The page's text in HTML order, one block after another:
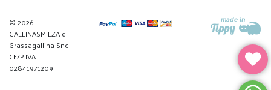
© 2026
GALLINASMILZA di
Grassagallina Snc -
CF/P.IVA
02841971209